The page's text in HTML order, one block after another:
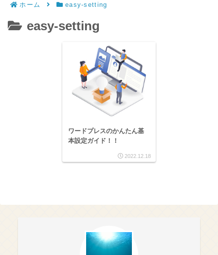
ホーム easy-setting
easy-setting
ワードプレスのかんたん基
本設定ガイド！！
2022.12.18